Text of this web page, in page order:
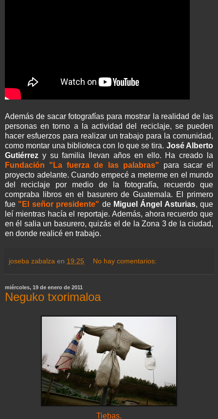
Además de sacar fotografías para mostrar la realidad de las
personas en torno a la actividad del reciclaje, se pueden
hacer esfuerzos para realizar un trabajo para la comunidad,
como montar una biblioteca con lo que se tira. José Alberto
Gutiérrez y su familia llevan años en ello. Ha creado la
Fundación "La fuerza de las palabras"
para sacar el
proyecto adelante. Cuando empecé a meterme en el mundo
del reciclaje por medio de la fotografía, recuerdo que
compraba libros en el basurero de Guatemala. El primero
fue "El señor presidente" de Miguel Ángel Asturias, que
leí mientras hacía el reportaje. Además, ahora recuerdo que
en él salia un basurero, quizás el de la Zona 3 de la ciudad,
en donde realicé en trabajo.
joseba zabalza en 19:25 No hay comentarios:
miércoles, 19 de enero de 2011
Neguko txorimaloa
Tiebas.